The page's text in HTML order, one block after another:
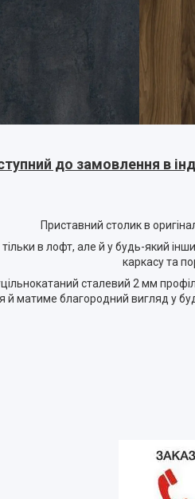
до замовлення в
Приставний столик в
в лофт, але й у будь-який
каркасу та
сталевий 2 мм
матиме благородний вигляд у